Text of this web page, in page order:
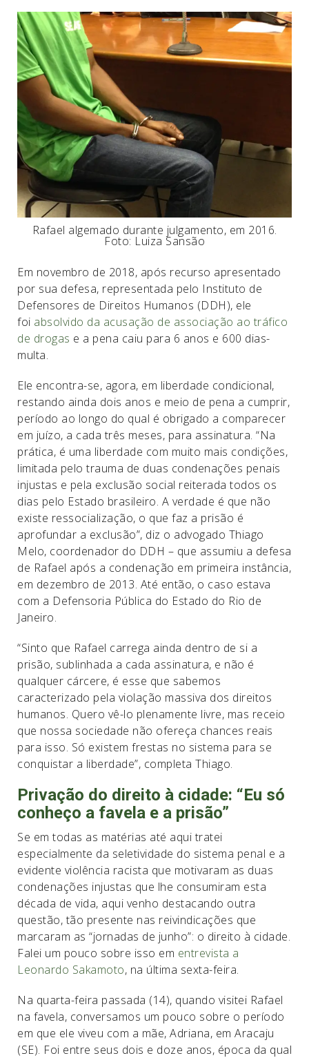
Rafael algemado durante julgamento, em 2016.
Foto: Luiza Sansão
Em novembro de 2018, após recurso apresentado
por sua defesa, representada pelo Instituto de
Defensores de Direitos Humanos (DDH), ele
foi absolvido da acusação de associação ao tráfico
de drogas e a pena caiu para 6 anos e 600 dias-
multa.
Ele encontra-se, agora, em liberdade condicional,
restando ainda dois anos e meio de pena a cumprir,
período ao longo do qual é obrigado a comparecer
em juízo, a cada três meses, para assinatura. “Na
prática, é uma liberdade com muito mais condições,
limitada pelo trauma de duas condenações penais
injustas e pela exclusão social reiterada todos os
dias pelo Estado brasileiro. A verdade é que não
existe ressocialização, o que faz a prisão é
aprofundar a exclusão”, diz o advogado Thiago
Melo, coordenador do DDH – que assumiu a defesa
de Rafael após a condenação em primeira instância,
em dezembro de 2013. Até então, o caso estava
com a Defensoria Pública do Estado do Rio de
Janeiro.
“Sinto que Rafael carrega ainda dentro de si a
prisão, sublinhada a cada assinatura, e não é
qualquer cárcere, é esse que sabemos
caracterizado pela violação massiva dos direitos
humanos. Quero vê-lo plenamente livre, mas receio
que nossa sociedade não ofereça chances reais
para isso. Só existem frestas no sistema para se
conquistar a liberdade”, completa Thiago.
Privação do direito à cidade: “Eu só
conheço a favela e a prisão”
Se em todas as matérias até aqui tratei
especialmente da seletividade do sistema penal e a
evidente violência racista que motivaram as duas
condenações injustas que lhe consumiram esta
década de vida, aqui venho destacando outra
questão, tão presente nas reivindicações que
marcaram as “jornadas de junho”: o direito à cidade.
Falei um pouco sobre isso em entrevista a
Leonardo Sakamoto, na última sexta-feira.
Na quarta-feira passada (14), quando visitei Rafael
na favela, conversamos um pouco sobre o período
em que ele viveu com a mãe, Adriana, em Aracaju
(SE). Foi entre seus dois e doze anos, época da qual